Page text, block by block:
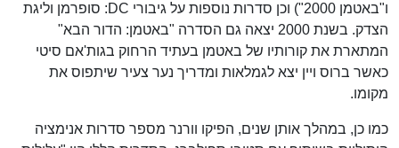
ו"באטמן 2000") וכן סדרות נוספות על גיבורי DC: סופרמן וליגת
הצדק. בשנת 2000 יצאה גם הסדרה "באטמן: הדור הבא"
המתארת את קורותיו של באטמן בעתיד הרחוק בגות'אם סיטי
כאשר ברוס ויין יצא לגמלאות ומדריך נער צעיר שיתפוס את
מקומו.
כמו כן, במהלך אותן שנים, הפיקו וורנר מספר סדרות אנימציה